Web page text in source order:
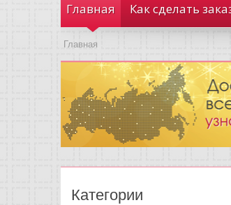
Главная Как сделать
Главная
Категории